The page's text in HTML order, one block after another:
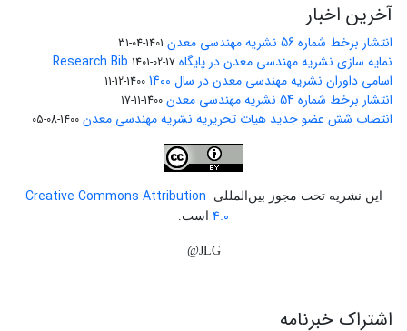
آخرین اخبار
انتشار برخط شماره 56 نشریه مهندسی معدن 1401-04-31
نمایه سازی نشریه مهندسی معدن در پایگاه Research Bib 1401-02-17
اسامی داوران نشریه مهندسی معدن در سال 1400 1400-12-11
انتشار برخط شماره 54 نشریه مهندسی معدن 1400-11-17
انتصاب شش عضو جدید هیات تحریریه نشریه مهندسی معدن 1400-08-05
این نشریه تحت مجوز بین‌المللی
Creative Commons Attribution
4.0 است.
JLG@
اشتراک خبرنامه